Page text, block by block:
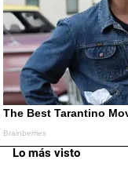
Lo más visto